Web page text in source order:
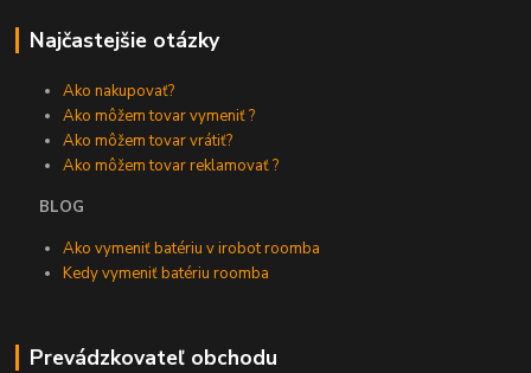
Najčastejšie otázky
Ako nakupovať?
Ako môžem tovar vymeniť ?
Ako môžem tovar vrátiť?
Ako môžem tovar reklamovať ?
BLOG
Ako vymeniť batériu v irobot roomba
Kedy vymeniť batériu roomba
Prevádzkovateľ obchodu